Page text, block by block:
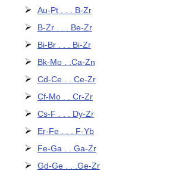
Au-Pt . . . B-Zr
B-Zr . . . Be-Zr
Bi-Br . . . Bi-Zr
Bk-Mo . .Ca-Zn
Cd-Ce . . Ce-Zr
Cf-Mo . . Cr-Zr
Cs-F . . . Dy-Zr
Er-Fe . . . F-Yb
Fe-Ga . . Ga-Zr
Gd-Ge . . .Ge-Zr